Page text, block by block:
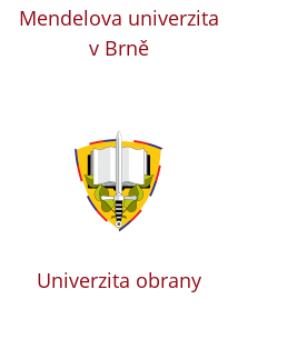
Mendelova univerzita
v Brně
Univerzita obrany